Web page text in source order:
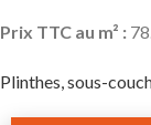
Prix TTC au m² :
Plinthes, sous-